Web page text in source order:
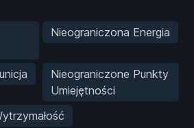
Nieograniczona Energia
Nieograniczone Punkty
Umiejętności